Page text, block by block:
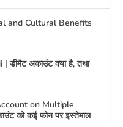
and Cultural Benefits
अकाउंट क्या है, तथा
on Multiple
को कई फोन पर इस्तेमाल